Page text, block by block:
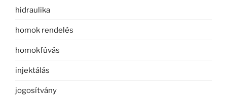
hidraulika
homok rendelés
homokfúvás
injektálás
jogosítvány